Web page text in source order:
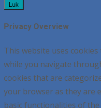
Luk
Privacy Overview
This website uses
while you navigate
cookies that are
your browser as they are
basic functionalities of